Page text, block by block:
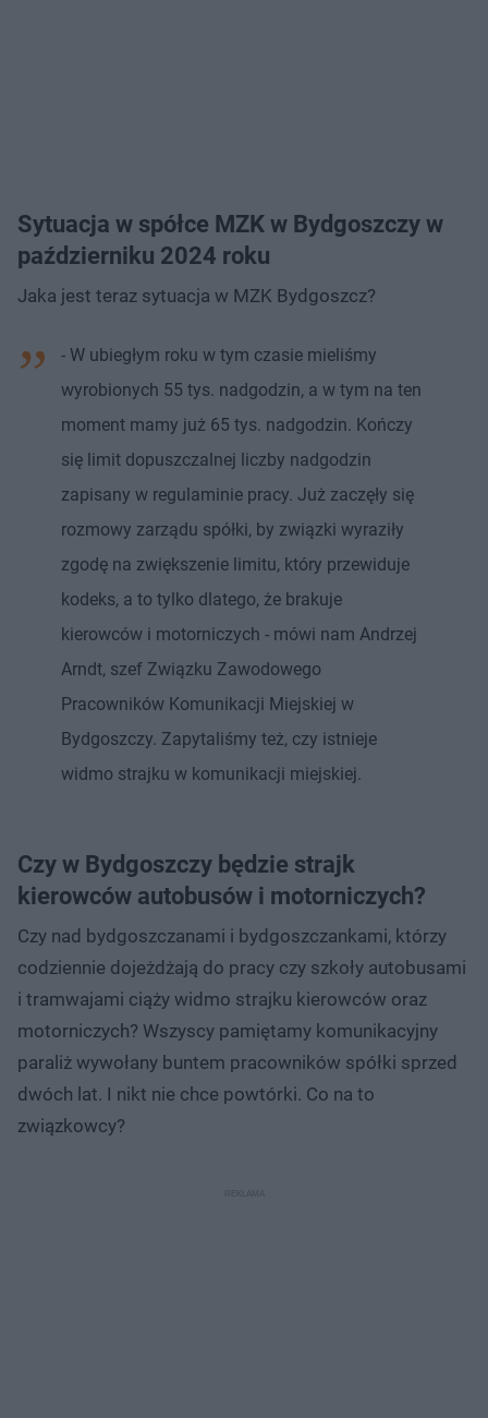
Sytuacja w spółce MZK w Bydgoszczy w
październiku 2024 roku
Jaka jest teraz sytuacja w MZK Bydgoszcz?
- W ubiegłym roku w tym czasie mieliśmy
wyrobionych 55 tys. nadgodzin, a w tym na ten
moment mamy już 65 tys. nadgodzin. Kończy
się limit dopuszczalnej liczby nadgodzin
zapisany w regulaminie pracy. Już zaczęły się
rozmowy zarządu spółki, by związki wyraziły
zgodę na zwiększenie limitu, który przewiduje
kodeks, a to tylko dlatego, że brakuje
kierowców i motorniczych - mówi nam Andrzej
Arndt, szef Związku Zawodowego
Pracowników Komunikacji Miejskiej w
Bydgoszczy. Zapytaliśmy też, czy istnieje
widmo strajku w komunikacji miejskiej.
Czy w Bydgoszczy będzie strajk
kierowców autobusów i motorniczych?
Czy nad bydgoszczanami i bydgoszczankami, którzy
codziennie dojeżdżają do pracy czy szkoły autobusami
i tramwajami ciąży widmo strajku kierowców oraz
motorniczych? Wszyscy pamiętamy komunikacyjny
paraliż wywołany buntem pracowników spółki sprzed
dwóch lat. I nikt nie chce powtórki. Co na to
związkowcy?